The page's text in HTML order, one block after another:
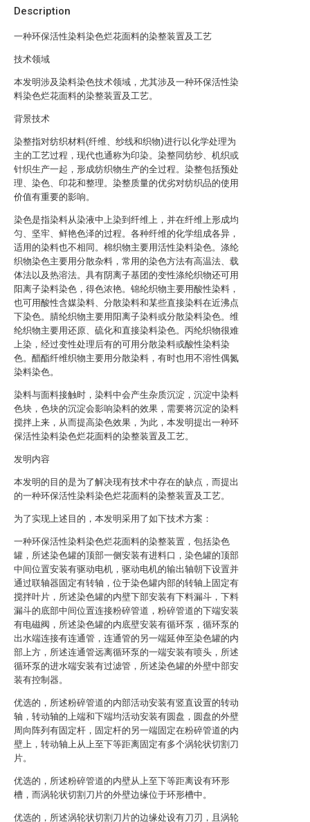
Description
一种环保活性染料染色烂花面料的染整装置及工艺
技术领域
本发明涉及染料染色技术领域，尤其涉及一种环保活性染
料染色烂花面料的染整装置及工艺。
背景技术
染整指对纺织材料(纤维、纱线和织物)进行以化学处理为
主的工艺过程，现代也通称为印染。染整同纺纱、机织或
针织生产一起，形成纺织物生产的全过程。染整包括预处
理、染色、印花和整理。染整质量的优劣对纺织品的使用
价值有重要的影响。
染色是指染料从染液中上染到纤维上，并在纤维上形成均
匀、坚牢、鲜艳色泽的过程。各种纤维的化学组成各异，
适用的染料也不相同。棉织物主要用活性染料染色。涤纶
织物染色主要用分散杂料，常用的染色方法有高温法、载
体法以及热溶法。具有阴离子基团的变性涤纶织物还可用
阳离子染料染色，得色浓艳。锦纶织物主要用酸性染料，
也可用酸性含媒染料、分散染料和某些直接染料在近沸点
下染色。腈纶织物主要用阳离子染料或分散染料染色。维
纶织物主要用还原、硫化和直接染料染色。丙纶织物很难
上染，经过变性处理后有的可用分散染料或酸性染料染
色。醋酯纤维织物主要用分散染料，有时也用不溶性偶氮
染料染色。
染料与面料接触时，染料中会产生杂质沉淀，沉淀中染料
色块，色块的沉淀会影响染料的效果，需要将沉淀的染料
搅拌上来，从而提高染色效果，为此，本发明提出一种环
保活性染料染色烂花面料的染整装置及工艺。
发明内容
本发明的目的是为了解决现有技术中存在的缺点，而提出
的一种环保活性染料染色烂花面料的染整装置及工艺。
为了实现上述目的，本发明采用了如下技术方案：
一种环保活性染料染色烂花面料的染整装置，包括染色
罐，所述染色罐的顶部一侧安装有进料口，染色罐的顶部
中间位置安装有驱动电机，驱动电机的输出轴朝下设置并
通过联轴器固定有转轴，位于染色罐内部的转轴上固定有
搅拌叶片，所述染色罐的内壁下部安装有下料漏斗，下料
漏斗的底部中间位置连接粉碎管道，粉碎管道的下端安装
有电磁阀，所述染色罐的内底壁安装有循环泵，循环泵的
出水端连接有连通管，连通管的另一端延伸至染色罐的内
部上方，所述连通管远离循环泵的一端安装有喷头，所述
循环泵的进水端安装有过滤管，所述染色罐的外壁中部安
装有控制器。
优选的，所述粉碎管道的内部活动安装有竖直设置的转动
轴，转动轴的上端和下端均活动安装有圆盘，圆盘的外壁
周向阵列有固定杆，固定杆的另一端固定在粉碎管道的内
壁上，转动轴上从上至下等距离固定有多个涡轮状切割刀
片。
优选的，所述粉碎管道的内壁从上至下等距离设有环形
槽，而涡轮状切割刀片的外壁边缘位于环形槽中。
优选的，所述涡轮状切割刀片的边缘处设有刀刃，且涡轮